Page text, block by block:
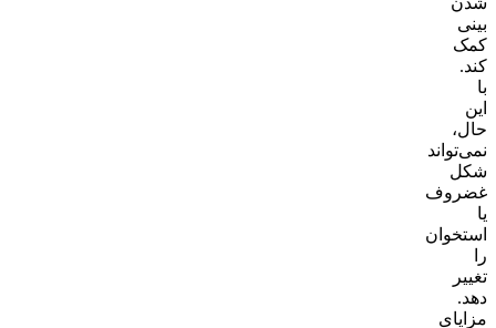
بینی
کمک
کند.
با
این
حال،
نمی‌تواند
شکل
غضروف
یا
استخوان
را
تغییر
دهد.
مزایای